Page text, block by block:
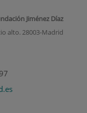
Jiménez Díaz
alto. 28003-Madrid